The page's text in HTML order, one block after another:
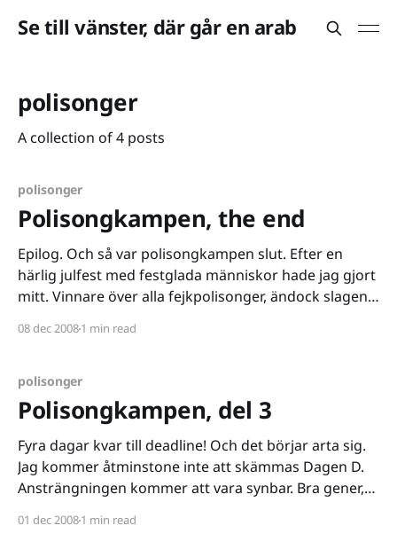
Se till vänster, där går en arab
polisonger
A collection of 4 posts
polisonger
Polisongkampen, the end
Epilog. Och så var polisongkampen slut. Efter en
härlig julfest med festglada människor hade jag gjort
mitt. Vinnare över alla fejkpolisonger, ändock slagen
jag lyckats uppbåda. Men om man nu var tvungen att
08 dec 20081 min read
polisonger
Polisongkampen, del 3
Fyra dagar kvar till deadline! Och det börjar arta sig.
Jag kommer åtminstone inte att skämmas Dagen D.
Ansträngningen kommer att vara synbar. Bra gener,
mig att man kan trolla, det är inte svårt att få till en
01 dec 20081 min read